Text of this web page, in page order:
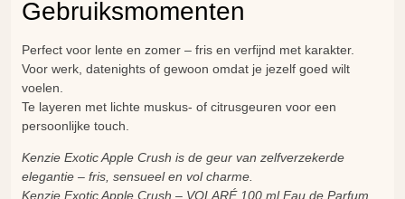
Gebruiksmomenten
Perfect voor lente en zomer – fris en verfijnd met karakter.
Voor werk, datenights of gewoon omdat je jezelf goed wilt
voelen.
Te layeren met lichte muskus- of citrusgeuren voor een
persoonlijke touch.
Kenzie Exotic Apple Crush is de geur van zelfverzekerde
elegantie – fris, sensueel en vol charme.
Kenzie Exotic Apple Crush – VOLARÉ 100 ml Eau de Parfum